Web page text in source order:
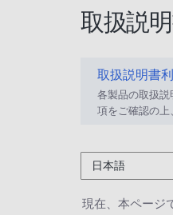
取扱説
取扱説明書
各製品の取扱
項をご確認の上
日本語
現在、本ページ